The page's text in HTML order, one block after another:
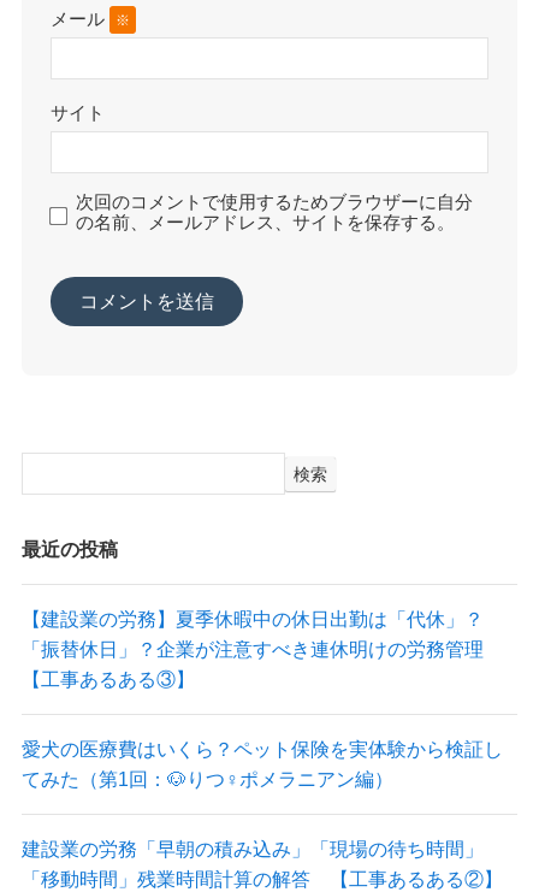
メール ※
サイト
次回のコメントで使用するためブラウザーに自分
の名前、メールアドレス、サイトを保存する。
検索
最近の投稿
【建設業の労務】夏季休暇中の休日出勤は「代休」？
「振替休日」？企業が注意すべき連休明けの労務管理
【工事あるある③】
愛犬の医療費はいくら？ペット保険を実体験から検証し
てみた（第1回：🐶りつ♀ポメラニアン編）
建設業の労務「早朝の積み込み」「現場の待ち時間」
「移動時間」残業時間計算の解答 【工事あるある②】